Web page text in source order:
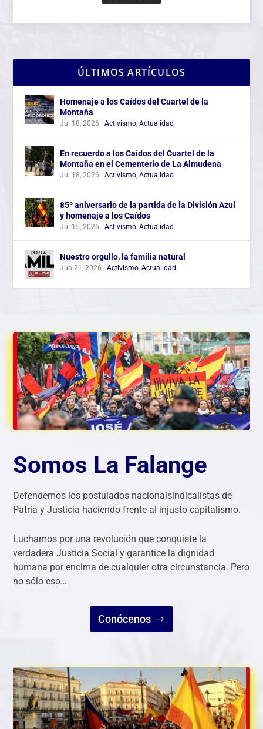
ÚLTIMOS ARTÍCULOS
Homenaje a los Caídos del Cuartel de la
Montaña
Jul 18, 2026 |Activismo,Actualidad
En recuerdo a los Caídos del Cuartel de la
Montaña en el Cementerio de La Almudena
Jul 18, 2026 |Activismo,Actualidad
85º aniversario de la partida de la División Azul
y homenaje a los Caídos
Jul 15, 2026 |Activismo,Actualidad
Nuestro orgullo, la familia natural
Jun 21, 2026 |Activismo,Actualidad
Somos La Falange
Defendemos los postulados nacionalsindicalistas de
Patria y Justicia haciendo frente al injusto capitalismo.
Luchamos por una revolución que conquiste la
verdadera Justicia Social y garantice la dignidad
humana por encima de cualquier otra circunstancia. Pero
no sólo eso…
Conócenos